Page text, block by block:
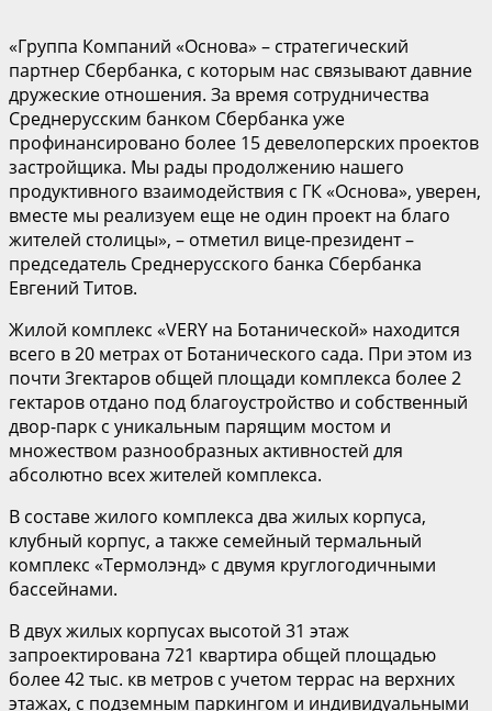
«Группа Компаний «Основа» – стратегический
партнер Сбербанка, с которым нас связывают давние
дружеские отношения. За время сотрудничества
Среднерусским банком Сбербанка уже
профинансировано более 15 девелоперских проектов
застройщика. Мы рады продолжению нашего
продуктивного взаимодействия с ГК «Основа», уверен,
вместе мы реализуем еще не один проект на благо
жителей столицы», – отметил вице-президент –
председатель Среднерусского банка Сбербанка
Евгений Титов.
Жилой комплекс «VERY на Ботанической» находится
всего в 20 метрах от Ботанического сада. При этом из
почти 3гектаров общей площади комплекса более 2
гектаров отдано под благоустройство и собственный
двор-парк с уникальным парящим мостом и
множеством разнообразных активностей для
абсолютно всех жителей комплекса.
В составе жилого комплекса два жилых корпуса,
клубный корпус, а также семейный термальный
комплекс «Термолэнд» с двумя круглогодичными
бассейнами.
В двух жилых корпусах высотой 31 этаж
запроектирована 721 квартира общей площадью
более 42 тыс. кв метров с учетом террас на верхних
этажах, с подземным паркингом и индивидуальными